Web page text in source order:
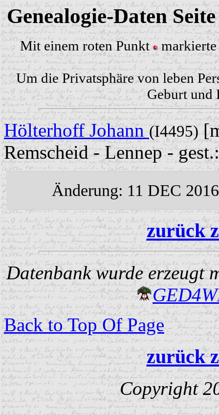
Genealogie-Daten
Mit einem roten Punkt markierte
Um die Privatsphäre von leben
Geburt und
Hölterhoff Johann(I4495)
Remscheid - Lennep -
Änderung: 11 DEC 2016
zurück
Datenbank wurde erzeugt
Back to Top Of Page
zurück
Copyright